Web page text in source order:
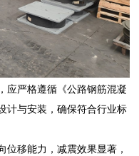
应严格遵循《公路钢筋混凝
计与安装，确保符合行业标
位移能力，减震效果显著，